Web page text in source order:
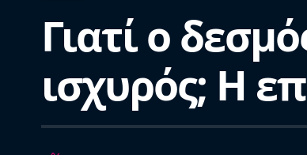
Γιατί ο
ισχυρός; Η